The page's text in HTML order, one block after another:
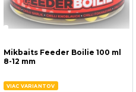
Mikbaits Feeder Boilie 100 ml
8-12 mm
VIAC VARIANTOV